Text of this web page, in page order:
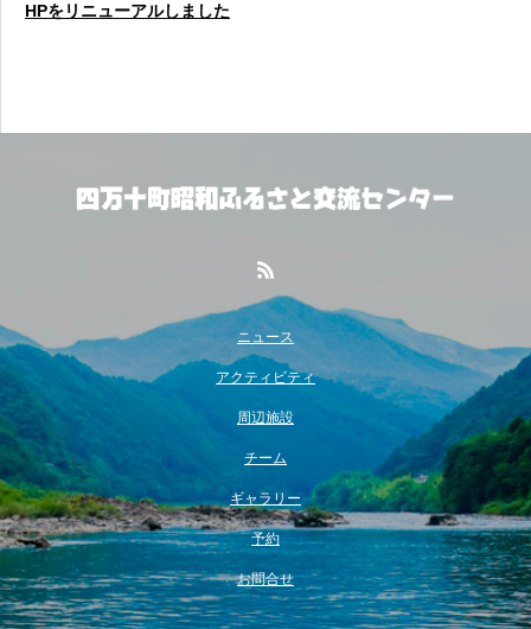
HPをリニューアルしました
ニュース
アクティビティ
周辺施設
チーム
ギャラリー
予約
お問合せ